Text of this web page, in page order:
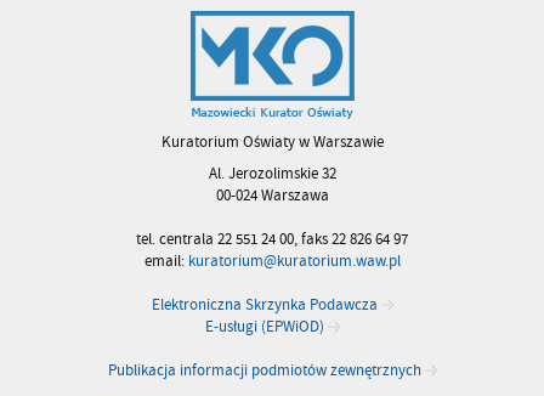
Kuratorium Oświaty w Warszawie
Al. Jerozolimskie 32
00-024 Warszawa
tel. centrala 22 551 24 00, faks 22 826 64 97
email: kuratorium@kuratorium.waw.pl
Elektroniczna Skrzynka Podawcza
E-usługi (EPWiOD)
Publikacja informacji podmiotów zewnętrznych